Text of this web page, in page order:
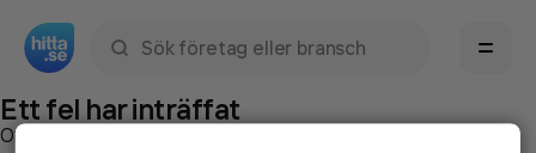
Ett fel har inträffat
Om du vill kan du